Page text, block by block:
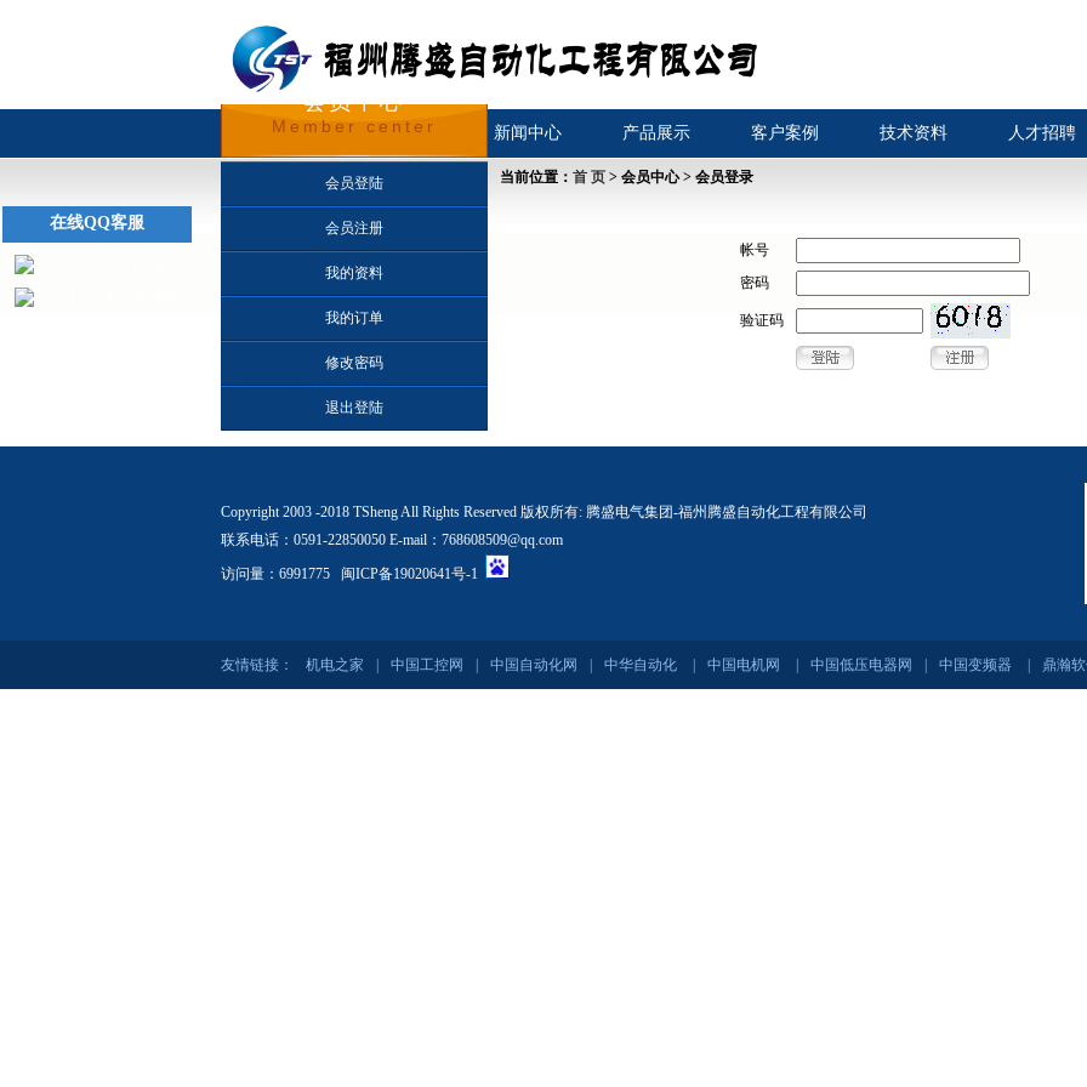
首页 关于我们 新闻中心 产品展示 客户案例 技术资料 人才招聘
会员中心
Member center
会员登陆
会员注册
我的资料
我的订单
修改密码
退出登陆
当前位置： 首 页 > 会员中心 > 会员登录
帐号
密码
验证码
Copyright 2003 -2018 TSheng All Rights Reserved 版权所有: 腾盛电气集团-福州腾盛自动化工程有限公司
联系电话：0591-22850050 E-mail：768608509@qq.com
访问量：6991775 闽ICP备19020641号-1
友情链接： 机电之家 中国工控网 中国自动化网 中华自动化 中国电机网 中国低压电器网 中国变频器 鼎瀚
在线QQ客服